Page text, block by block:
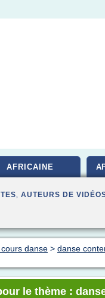
AFRICAINE
, AUTEURS DE
danse > danse
le thème :